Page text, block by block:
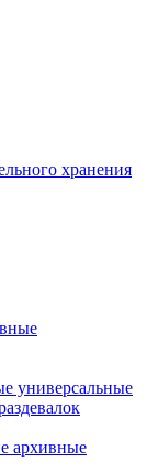
хранения
универсальные
архивные